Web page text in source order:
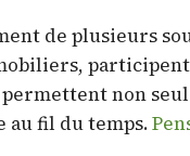
de plusieurs
non
au fil du temps.